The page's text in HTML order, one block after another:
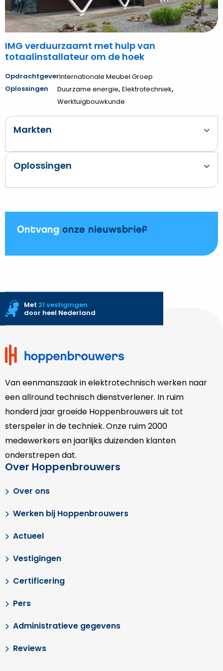
hoek
IMG verduurzaamt met hulp van
totaalinstallateur om de hoek
OpdrachtgeverInternationale Meubel Groep
Oplossingen
Duurzame energie, Elektrotechniek,
Werktuigbouwkunde
Markten
Oplossingen
Ontvang onze nieuwsbrief
Site
Met 21 vestigingen
door heel Nederland
Van eenmanszaak in elektrotechnisch werken naar
een allround technisch dienstverlener. In ruim
honderd jaar groeide Hoppenbrouwers uit tot
sterspeler in de techniek. Onze ruim 2000
medewerkers en jaarlijks duizenden klanten
onderstrepen dat.
Over Hoppenbrouwers
Over ons
Werken bij Hoppenbrouwers
Actueel
Vestigingen
Certificering
Pers
Administratieve gegevens
Reviews